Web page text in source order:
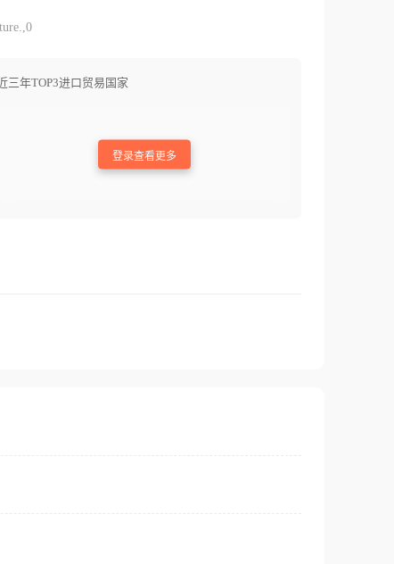
三年TOP3进口贸易国家
登录查看更多